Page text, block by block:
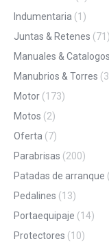
Indumentaria (1)
Juntas & Retenes (71)
Manuales & Catalogos
Manubrios & Torres
Motor (173)
Motos (2)
Oferta (7)
Parabrisas (200)
Patadas de arranque
Pedalines (13)
Portaequipaje (14)
Protectores (10)